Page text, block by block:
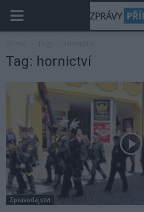
Tag: hornictví
Zpravodajství